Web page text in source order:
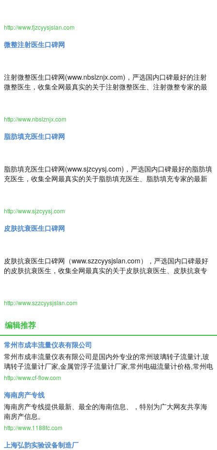
http://www.fjzcyysjslan.com
微整注射医生口碑网
注射微整医生口碑网(www.nbslznjx.com)，严选国内口碑最好的注射
微整医生，收集全网最真实的关于注射微整医生、注射微整专家的最
http://www.nbslznjx.com
脂肪填充医生口碑网
脂肪填充医生口碑网(www.sjzcyysj.com)，严选国内口碑最好的脂肪填
充医生，收集全网最真实的关于脂肪填充医生、脂肪填充专家的最新
http://www.sjzcyysj.com
皮肤抗衰医生口碑网
皮肤抗衰医生口碑网（www.szzcyysjslan.com），严选国内口碑最好
的皮肤抗衰医生，收集全网最真实的关于皮肤抗衰医生、皮肤抗衰专
http://www.szzcyysjslan.com
编辑推荐
常州市成丰流量仪表有限公司
常州市成丰流量仪表有限公司是国内外专业的常州玻璃转子流量计,玻
璃转子流量计厂家,金属管浮子流量计厂家,常州电磁流量计价格,常州电
磁流量计厂家供应商，主营产品有：常州玻璃转子流量计,玻璃转子流
厂家等,常州市成丰流量仪表有限公司不仅具有国内外领先的技术水
平，更有良好的售后服务和优质的解决方案,欢迎来电洽谈
http://www.cf-flow.com
海南房产专线
海南房产专线提供最新、最全的海南信息、，特别为广大网友共享海
南房产信息。
http://www.1188fc.com
上海弘韵实验设备制造厂